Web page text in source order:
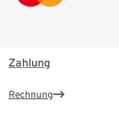
Zahlung
Rechnung